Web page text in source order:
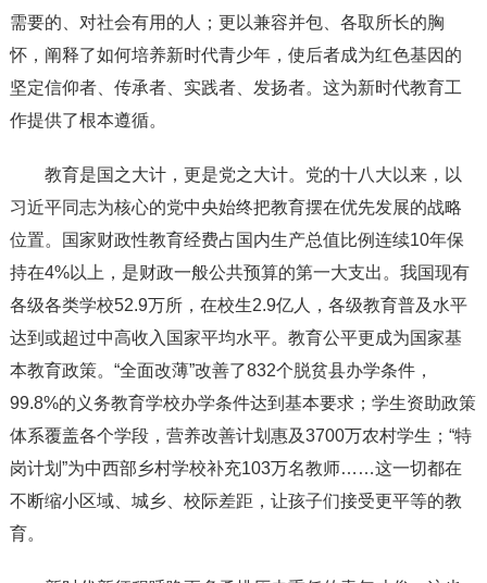
需要的、对社会有用的人；更以兼容并包、各取所长的胸
怀，阐释了如何培养新时代青少年，使后者成为红色基因的
坚定信仰者、传承者、实践者、发扬者。这为新时代教育工
作提供了根本遵循。
教育是国之大计，更是党之大计。党的十八大以来，以
习近平同志为核心的党中央始终把教育摆在优先发展的战略
位置。国家财政性教育经费占国内生产总值比例连续10年保
持在4%以上，是财政一般公共预算的第一大支出。我国现有
各级各类学校52.9万所，在校生2.9亿人，各级教育普及水平
达到或超过中高收入国家平均水平。教育公平更成为国家基
本教育政策。“全面改薄”改善了832个脱贫县办学条件，
99.8%的义务教育学校办学条件达到基本要求；学生资助政策
体系覆盖各个学段，营养改善计划惠及3700万农村学生；“特
岗计划”为中西部乡村学校补充103万名教师……这一切都在
不断缩小区域、城乡、校际差距，让孩子们接受更平等的教
育。